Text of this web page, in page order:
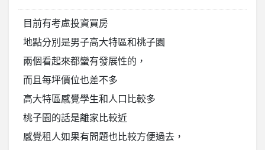
目前有考慮投資買房
地點分別是男子高大特區和桃子園
兩個看起來都蠻有發展性的，
而且每坪價位也差不多
高大特區感覺學生和人口比較多
桃子園的話是離家比較近
感覺租人如果有問題也比較方便過去，